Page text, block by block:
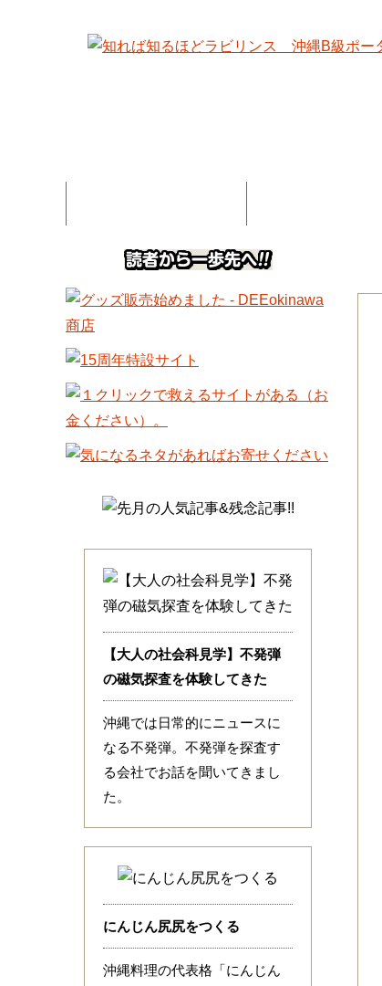
【大人の社会科見学】不発弾
の磁気探査を体験してきた
沖縄では日常的にニュースに
なる不発弾。不発弾を探査す
る会社でお話を聞いてきまし
た。
にんじん尻尻をつくる
沖縄料理の代表格「にんじん